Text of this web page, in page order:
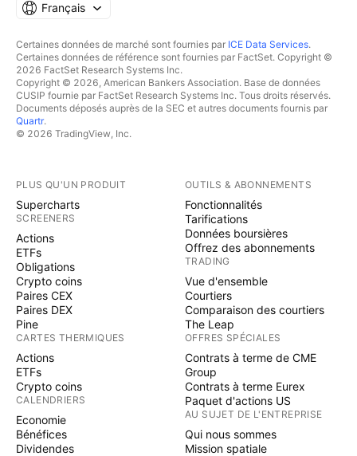
Français
Certaines données de marché sont fournies par ICE Data Services.
Certaines données de référence sont fournies par FactSet. Copyright ©
2026 FactSet Research Systems Inc.
Copyright © 2026, American Bankers Association. Base de données
CUSIP fournie par FactSet Research Systems Inc. Tous droits réservés.
Documents déposés auprès de la SEC et autres documents fournis par
Quartr.
© 2026 TradingView, Inc.
PLUS QU'UN PRODUIT
Supercharts
SCREENERS
Actions
ETFs
Obligations
Crypto coins
Paires CEX
Paires DEX
Pine
CARTES THERMIQUES
Actions
ETFs
Crypto coins
CALENDRIERS
Economie
Bénéfices
Dividendes
OUTILS & ABONNEMENTS
Fonctionnalités
Tarifications
Données boursières
Offrez des abonnements
TRADING
Vue d'ensemble
Courtiers
Comparaison des courtiers
The Leap
OFFRES SPÉCIALES
Contrats à terme de CME
Group
Contrats à terme Eurex
Paquet d'actions US
AU SUJET DE L'ENTREPRISE
Qui nous sommes
Mission spatiale